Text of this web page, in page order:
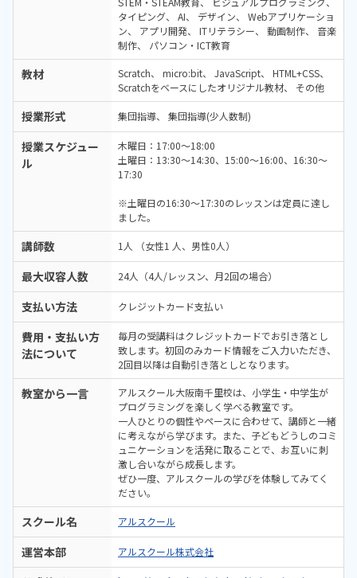
タイピング
AI デザイン
Webアプリケーショ
ン
アプリ開発 ITリテラシー 動画制作
音楽
制作
パソコン・ICT教育
教材 Scratch micro:bit JavaScript
HTML+CSS
Scratchをベースにしたオリジナル教材
その他
授業形式 集団指導 集団指導(少人数制)
授業スケジュー
ル
木曜日：17:00〜18:00
土曜日：13:30～14:30、15:00～16:00、16:30～
17:30
※土曜日の16:30～17:30のレッスンは定員に達し
ました。
講師数 1人 （女性1 人、男性0人）
最大収容人数 24人（4人/レッスン、月2回の場合）
支払い方法 クレジットカード支払い
費用・支払い方
法について
毎月の受講料はクレジットカードでお引き落とし
致します。初回のみカード情報をご入力いただき、
2回目以降は自動引き落としとなります。
教室から一言
アルスクール大阪南千里校は、小学生・中学生が
プログラミングを楽しく学べる教室です。
一人ひとりの個性やペースに合わせて、講師と一緒
に考えながら学びます。また、子どもどうしのコミ
ュニケーションを活発に取ることで、お互いに刺
激し合いながら成長します。
ぜひ一度、アルスクールの学びを体験してみてく
ださい。
スクール名 アルスクール
運営本部 アルスクール株式会社